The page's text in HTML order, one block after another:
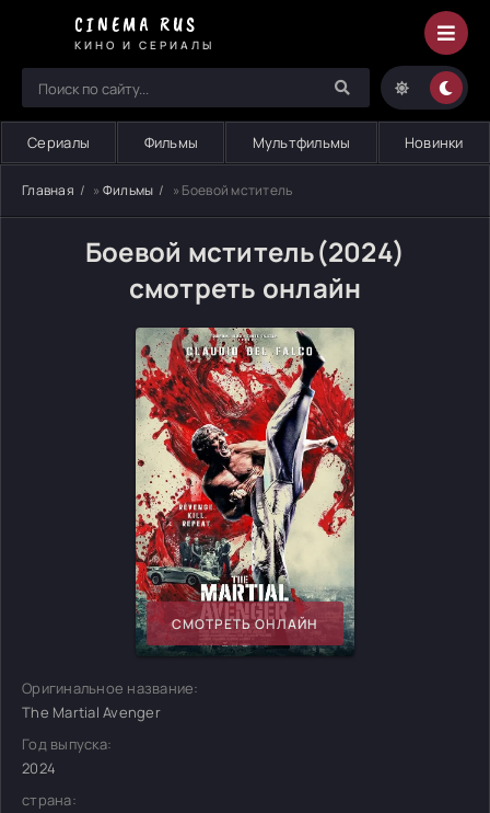
CINEMA RUS
КИНО И СЕРИАЛЫ
Сериалы Фильмы Мультфильмы Новинки
Главная » Фильмы » Боевой мститель
Боевой мститель(2024)
смотреть онлайн
СМОТРЕТЬ ОНЛАЙН
Оригинальное название:
The Martial Avenger
Год выпуска:
2024
страна: